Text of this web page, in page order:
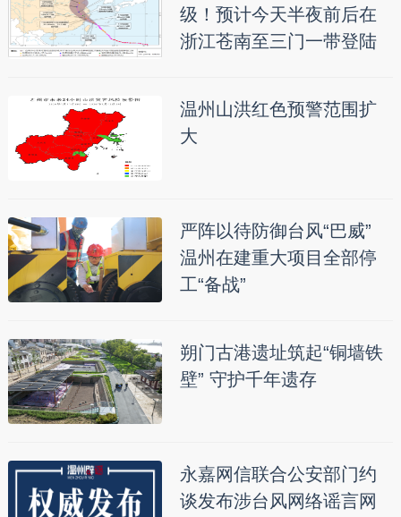
级！预计今天半夜前后在
浙江苍南至三门一带登陆
温州山洪红色预警范围扩
大
严阵以待防御台风“巴威”
温州在建重大项目全部停
工“备战”
朔门古港遗址筑起“铜墙铁
壁” 守护千年遗存
永嘉网信联合公安部门约
谈发布涉台风网络谣言网